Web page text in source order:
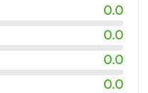
0.0
0.0
0.0
0.0